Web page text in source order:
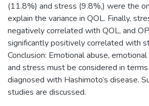
(11.8%) and stress (9.8%,) were the
explain the variance in QOL. Finally,
negatively correlated with QOL, and
significantly positively correlated with
Conclusion: Emotional abuse,
and stress must be considered in
diagnosed with Hashimoto’s disease.
studies are discussed.